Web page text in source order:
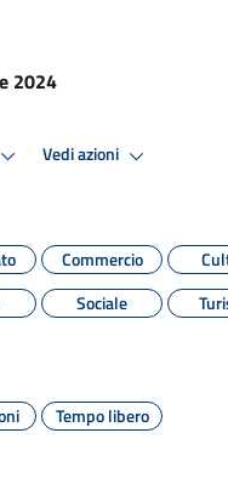
2024
Vedi azioni
Commercio
Sociale
Tempo libero